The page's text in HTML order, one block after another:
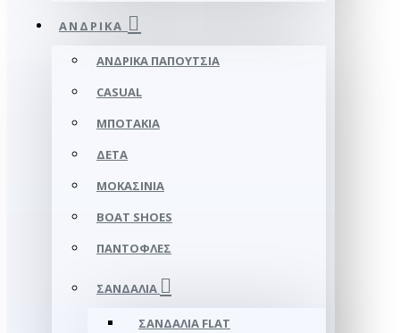
ΑΝΔΡΙΚΆ
ΑΝΔΡΙΚΆ ΠΑΠΟΎΤΣΙΑ
CASUAL
ΜΠΟΤΆΚΙΑ
ΔΕΤΆ
ΜΟΚΑΣΊΝΙΑ
BOAT SHOES
ΠΑΝΤΌΦΛΕΣ
ΣΑΝΔΆΛΙΑ
ΣΑΝΔΆΛΙΑ FLAT